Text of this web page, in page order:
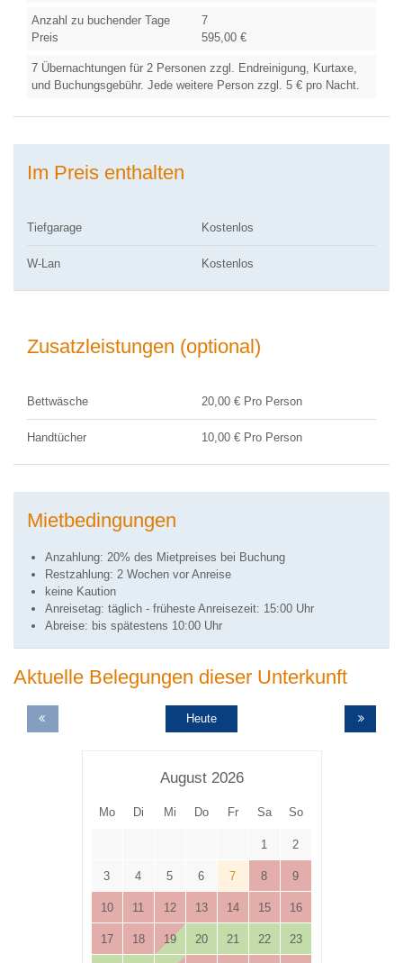
Anzahl zu buchender Tage
7
Preis
595,00 €
7 Übernachtungen für 2 Personen zzgl. Endreinigung, Kurtaxe,
und Buchungsgebühr. Jede weitere Person zzgl. 5 € pro Nacht.
Im Preis enthalten
Tiefgarage Kostenlos
W-Lan Kostenlos
Zusatzleistungen (optional)
Bettwäsche 20,00 € Pro Person
Handtücher 10,00 € Pro Person
Mietbedingungen
Anzahlung: 20% des Mietpreises bei Buchung
Restzahlung: 2 Wochen vor Anreise
keine Kaution
Anreisetag: täglich - früheste Anreisezeit: 15:00 Uhr
Abreise: bis spätestens 10:00 Uhr
Aktuelle Belegungen dieser Unterkunft
August 2026
Mo Di Mi Do Fr Sa So
1 2
3 4 5 6 7 8 9
10 11 12 13 14 15 16
17 18 19 20 21 22 23
Heute